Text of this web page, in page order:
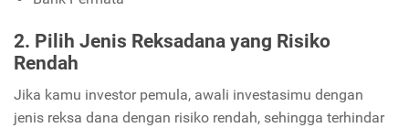
2. Pilih Jenis Reksadana yang Risiko
Rendah
Jika kamu investor pemula, awali investasimu dengan
jenis reksa dana dengan risiko rendah, sehingga terhindar